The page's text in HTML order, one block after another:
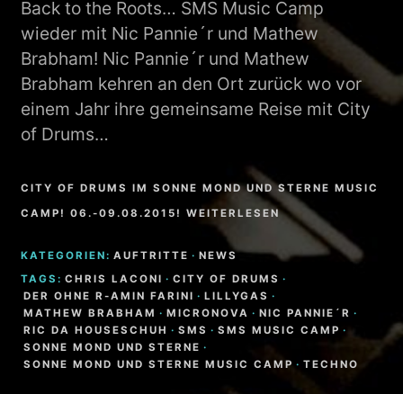
Back to the Roots… SMS Music Camp
wieder mit Nic Pannie´r und Mathew
Brabham! Nic Pannie´r und Mathew
Brabham kehren an den Ort zurück wo vor
einem Jahr ihre gemeinsame Reise mit City
of Drums…
CITY OF DRUMS IM SONNE MOND UND STERNE MUSIC
CAMP! 06.-09.08.2015! WEITERLESEN
KATEGORIEN: AUFTRITTE · NEWS
TAGS: CHRIS LACONI · CITY OF DRUMS ·
DER OHNE R-AMIN FARINI · LILLYGAS ·
MATHEW BRABHAM · MICRONOVA · NIC PANNIE´R ·
RIC DA HOUSESCHUH · SMS · SMS MUSIC CAMP ·
SONNE MOND UND STERNE ·
SONNE MOND UND STERNE MUSIC CAMP · TECHNO